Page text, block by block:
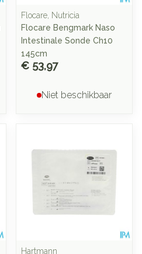
Flocare, Nutricia
Flocare Bengmark Naso
Intestinale Sonde Ch10
145cm
€ 53,97
Niet beschikbaar
Hartmann